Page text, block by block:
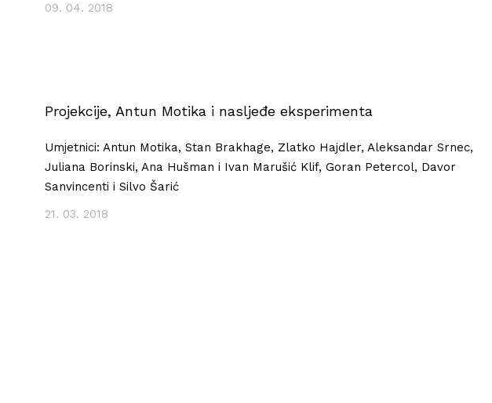
09. 04. 2018
Projekcije, Antun Motika i nasljeđe eksperimenta
Umjetnici: Antun Motika, Stan Brakhage, Zlatko Hajdler, Aleksandar Srnec,
Juliana Borinski, Ana Hušman i Ivan Marušić Klif, Goran Petercol, Davor
Sanvincenti i Silvo Šarić
21. 03. 2018